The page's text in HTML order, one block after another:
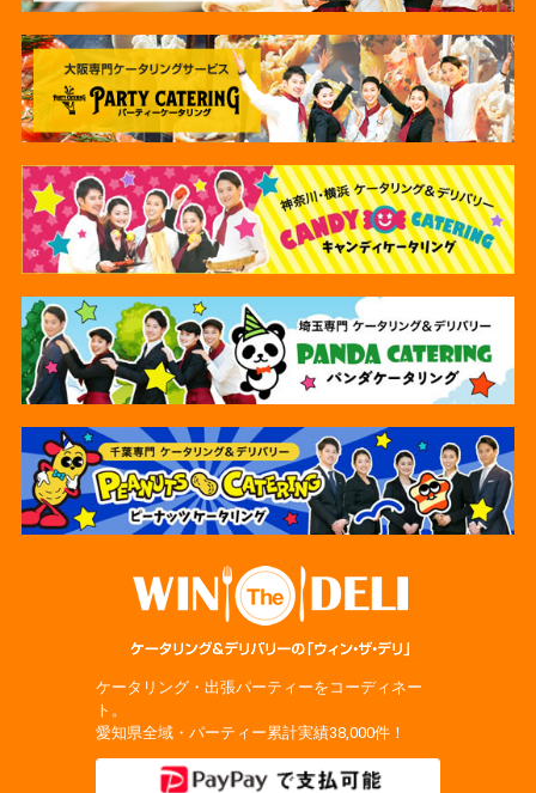
ケータリング・出張パーティーをコーディネー
ト。
愛知県全域・パーティー累計実績38,000件！